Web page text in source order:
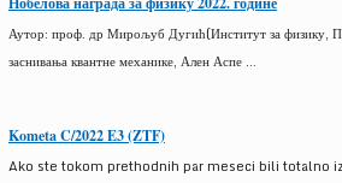
Аутор: проф. др Мирољуб Дугић(Институт за физику,
заснивања квантне механике, Ален Аспе ...
Kometa C/2022 E3 (ZTF)
Ako ste tokom prethodnih par meseci bili totalno